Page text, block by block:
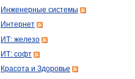
Инженерные системы
Интернет
ИТ: железо
ИТ: софт
Красота и Здоровье